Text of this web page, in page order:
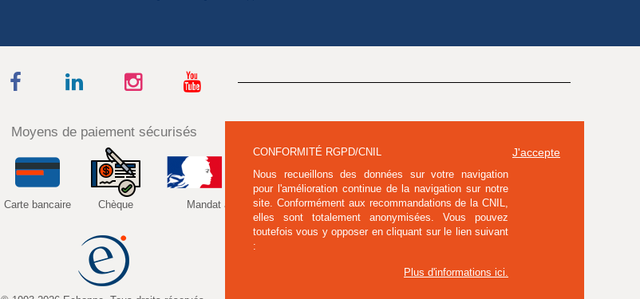
CONFORMITÉ RGPD/CNIL
Nous recueillons des données sur votre navigation
pour l'amélioration continue de la navigation sur notre
site. Conformément aux recommandations de la CNIL,
elles sont totalement anonymisées. Vous pouvez
toutefois vous y opposer en cliquant sur le lien suivant
:
Plus d'informations ici.
J'accepte
Moyens de paiement sécurisés
Carte bancaire Chèque Mandat administratif